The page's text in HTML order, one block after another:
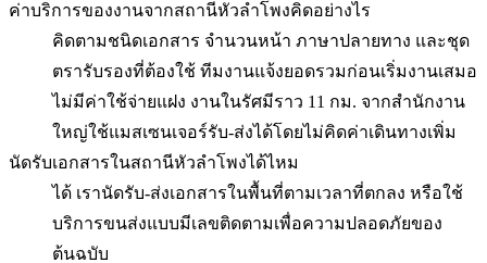
ค่าบริการของงานจากสถานีหัวลำโพงคิดอย่างไร
คิดตามชนิดเอกสาร จำนวนหน้า ภาษาปลายทาง และชุด
ตรารับรองที่ต้องใช้ ทีมงานแจ้งยอดรวมก่อนเริ่มงานเสมอ
ไม่มีค่าใช้จ่ายแฝง งานในรัศมีราว 11 กม. จากสำนักงาน
ใหญ่ใช้แมสเซนเจอร์รับ-ส่งได้โดยไม่คิดค่าเดินทางเพิ่ม
นัดรับเอกสารในสถานีหัวลำโพงได้ไหม
ได้ เรานัดรับ-ส่งเอกสารในพื้นที่ตามเวลาที่ตกลง หรือใช้
บริการขนส่งแบบมีเลขติดตามเพื่อความปลอดภัยของ
ต้นฉบับ